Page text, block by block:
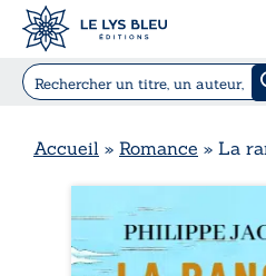
Accueil » Romance » La